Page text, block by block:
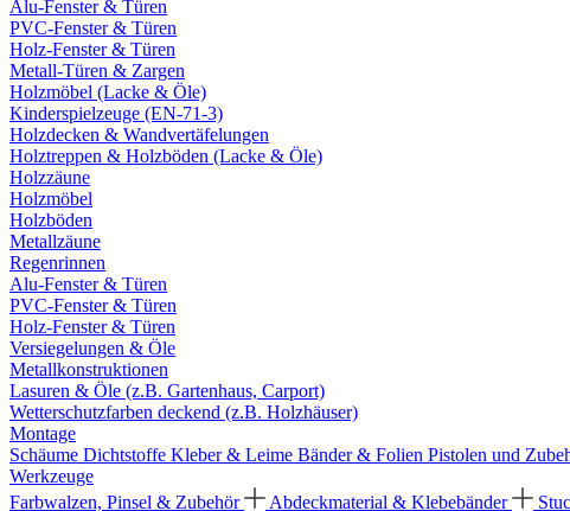
Alu-Fenster & Türen
PVC-Fenster & Türen
Holz-Fenster & Türen
Metall-Türen & Zargen
Holzmöbel (Lacke & Öle)
Kinderspielzeuge (EN-71-3)
Holzdecken & Wandvertäfelungen
Holztreppen & Holzböden (Lacke & Öle)
Holzzäune
Holzmöbel
Holzböden
Metallzäune
Regenrinnen
Alu-Fenster & Türen
PVC-Fenster & Türen
Holz-Fenster & Türen
Versiegelungen & Öle
Metallkonstruktionen
Lasuren & Öle (z.B. Gartenhaus, Carport)
Wetterschutzfarben deckend (z.B. Holzhäuser)
Montage
Schäume Dichtstoffe Kleber & Leime Bänder & Folien Pistolen und
Werkzeuge
Farbwalzen, Pinsel & Zubehör
Abdeckmaterial & Klebebänder